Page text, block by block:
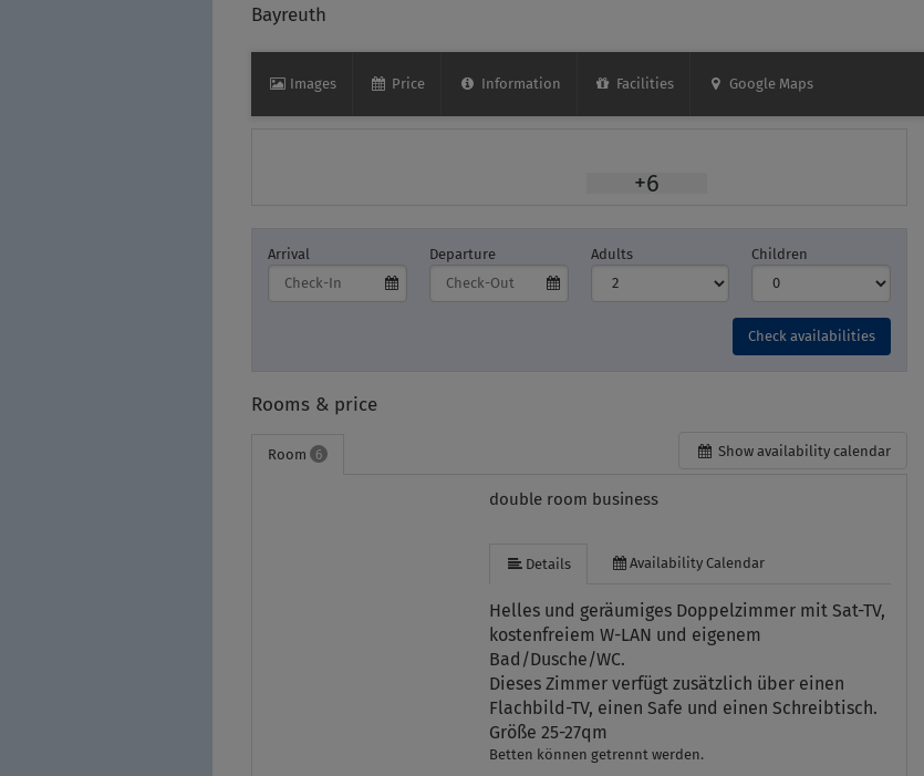
Bayreuth
Images Price Information Facilities Google Maps
+6
Arrival Departure Adults Children
Check availabilities
Show availability calendar
Rooms & price
Room 6
double room business
Details Availability Calendar
Helles und geräumiges Doppelzimmer mit Sat-TV,
kostenfreiem W-LAN und eigenem
Bad/Dusche/WC.
Dieses Zimmer verfügt zusätzlich über einen
Flachbild-TV, einen Safe und einen Schreibtisch.
Größe 25-27qm
Betten können getrennt werden.